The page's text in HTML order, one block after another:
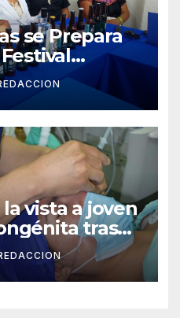
se Prepara
la Cerveza
2026
vista a joven
tras
visual